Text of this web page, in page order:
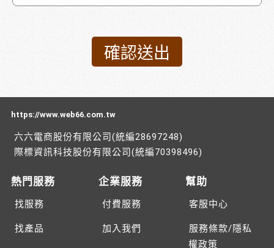
https://www.web66.com.tw
六六電商股份有限公司(統編28697248)
際標資訊科技股份有限公司(統編70398496)
熱門服務
找服務
找產品
企業服務
付費服務
加入我們
幫助
客服中心
服務條款/隱私
權政策